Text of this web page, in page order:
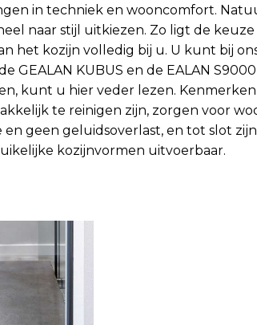
in techniek en wooncomfort.
naar stijl uitkiezen. Zo ligt de
het kozijn volledig bij u. U kunt bij
GEALAN KUBUS en de EALAN
kunt u hier veder lezen.
te reinigen zijn, zorgen voor
geen geluidsoverlast, en tot slot
kozijnvormen uitvoerbaar.